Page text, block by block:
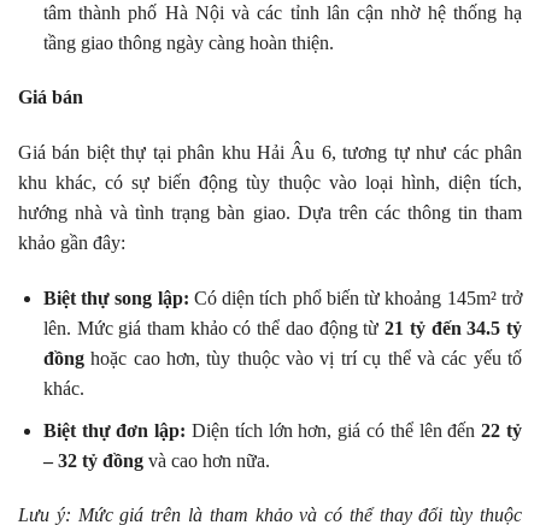
tâm thành phố Hà Nội và các tỉnh lân cận nhờ hệ thống hạ
tầng giao thông ngày càng hoàn thiện.
Giá bán
Giá bán biệt thự tại phân khu Hải Âu 6, tương tự như các phân
khu khác, có sự biến động tùy thuộc vào loại hình, diện tích,
hướng nhà và tình trạng bàn giao. Dựa trên các thông tin tham
khảo gần đây:
Biệt thự song lập: Có diện tích phổ biến từ khoảng 145m² trở
lên. Mức giá tham khảo có thể dao động từ21 tỷ đến 34.5 tỷ
đồnghoặc cao hơn, tùy thuộc vào vị trí cụ thể và các yếu tố
khác.
Biệt thự đơn lập: Diện tích lớn hơn, giá có thể lên đến22 tỷ
– 32 tỷ đồngvà cao hơn nữa.
Lưu ý: Mức giá trên là tham khảo và có thể thay đổi tùy thuộc